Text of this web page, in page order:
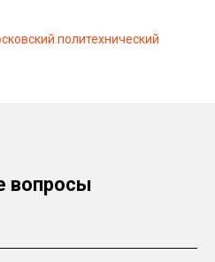
политехнический
вопросы